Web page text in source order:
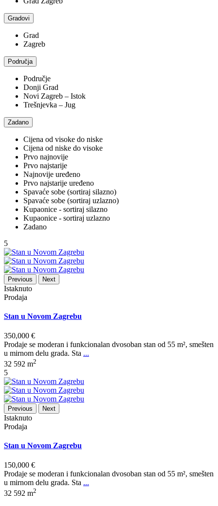
Gradovi
Grad
Zagreb
Područja
Područje
Donji Grad
Novi Zagreb – Istok
Trešnjevka – Jug
Zadano
Cijena od visoke do niske
Cijena od niske do visoke
Prvo najnovije
Prvo najstarije
Najnovije uređeno
Prvo najstarije uređeno
Spavaće sobe (sortiraj silazno)
Spavaće sobe (sortiraj uzlazno)
Kupaonice - sortiraj silazno
Kupaonice - sortiraj uzlazno
Zadano
5
Previous Next
Istaknuto
Prodaja
Stan u Novom Zagrebu
350,000 €
Prodaje se moderan i funkcionalan dvosoban stan od 55 m², smešten
u mirnom delu grada. Sta ...
32 592 m2
5
Previous Next
Istaknuto
Prodaja
Stan u Novom Zagrebu
150,000 €
Prodaje se moderan i funkcionalan dvosoban stan od 55 m², smešten
u mirnom delu grada. Sta ...
32 592 m2